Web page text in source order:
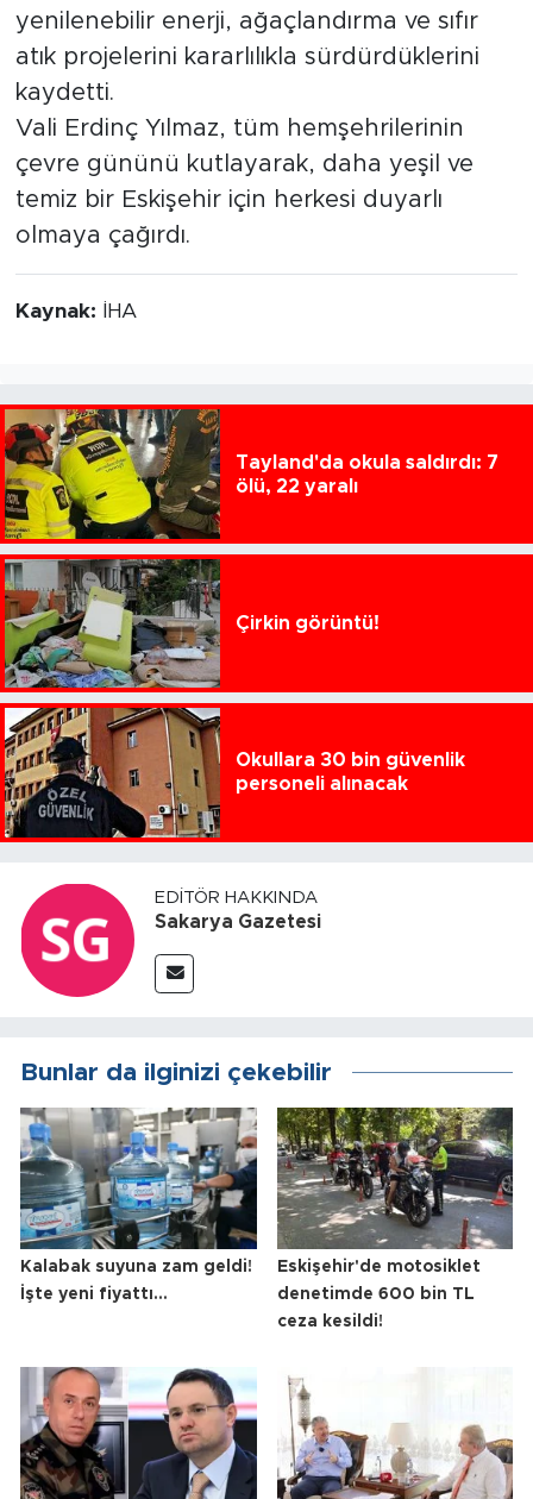
yenilenebilir enerji, ağaçlandırma ve sıfır
atık projelerini kararlılıkla sürdürdüklerini
kaydetti.
Vali Erdinç Yılmaz, tüm hemşehrilerinin
çevre gününü kutlayarak, daha yeşil ve
temiz bir Eskişehir için herkesi duyarlı
olmaya çağırdı.
Kaynak: İHA
Tayland'da okula saldırdı: 7
ölü, 22 yaralı
Çirkin görüntü!
Okullara 30 bin güvenlik
personeli alınacak
EDITÖR HAKKINDA
Sakarya Gazetesi
Bunlar da ilginizi çekebilir
Kalabak suyuna zam geldi!
İşte yeni fiyattı...
Eskişehir'de motosiklet
denetimde 600 bin TL
ceza kesildi!